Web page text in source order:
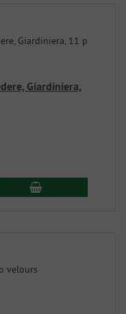
Giardiniera,